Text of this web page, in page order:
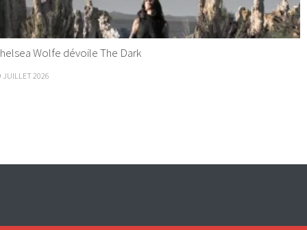
Wolfe dévoile The Dark
JUILLET 2026